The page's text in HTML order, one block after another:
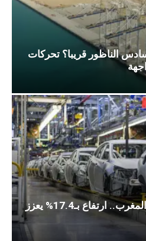
الناظور قريبا؟ تحركات
السيارات تقود صادرات المغرب.. ارتفاع بـ17.4% يعزز